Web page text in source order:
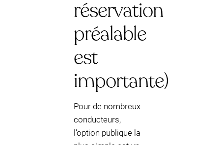
réservation
préalable
est
importante)
Pour de nombreux
conducteurs,
l’option publique la